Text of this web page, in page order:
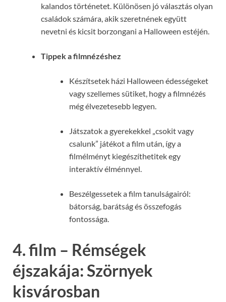
kalandos történetet. Különösen jó választás olyan
családok számára, akik szeretnének együtt
nevetni és kicsit borzongani a Halloween estéjén.
Tippek a filmnézéshez
Készítsetek házi Halloween édességeket
vagy szellemes sütiket, hogy a filmnézés
még élvezetesebb legyen.
Játszatok a gyerekekkel „csokit vagy
csalunk” játékot a film után, így a
filmélményt kiegészíthetitek egy
interaktív élménnyel.
Beszélgessetek a film tanulságairól:
bátorság, barátság és összefogás
fontossága.
4. film – Rémségek
éjszakája: Szörnyek
kisvárosban